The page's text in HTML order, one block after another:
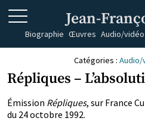
Jean-
Biographie Œuvres Audio/vidéo
Catégories : Audio/
Répliques –
Émission Répliques, sur France
du 24 octobre 1992.